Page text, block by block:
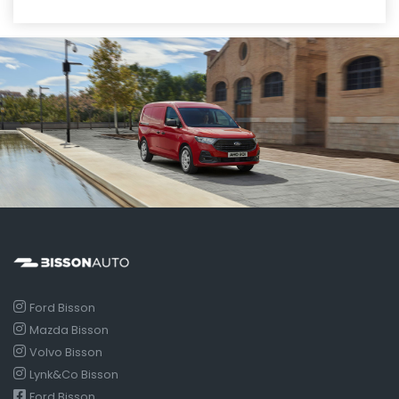
Ford Bisson
Mazda Bisson
Volvo Bisson
Lynk&Co Bisson